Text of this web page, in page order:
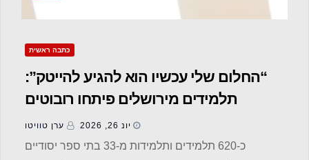
כתבה ראשית
“החלום שלי עכשיו הוא להגיע להייטק”:
תלמידים מירושלים פיתחו רובוטים
ופתרונות לקהילה
יונ 26, 2026 ערן טוויטו
כ-620 תלמידים ותלמידות מ-33 בתי ספר יסודיים